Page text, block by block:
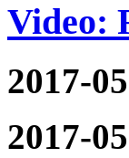
Video:
2017-
2017-